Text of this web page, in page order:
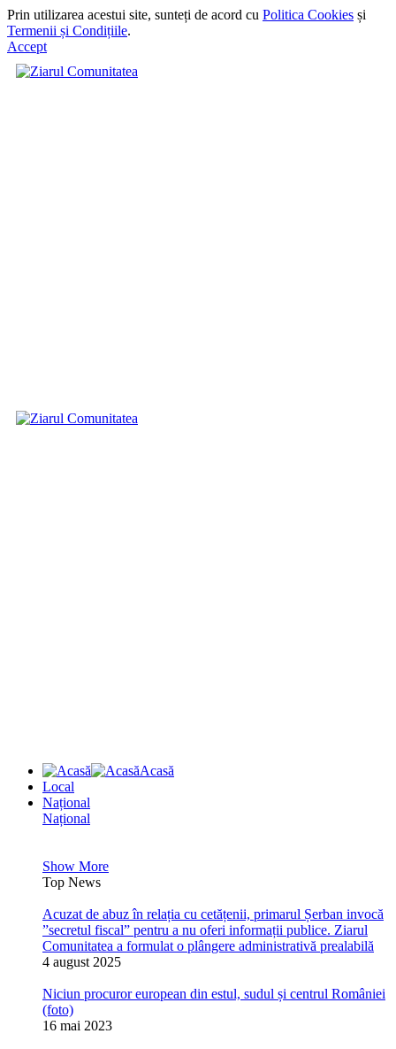
Prin utilizarea acestui site, sunteți de acord cu Politica Cookies și
Termenii și Condițiile.
Accept
Acasă
Local
Național
Național
Show More
Top News
Acuzat de abuz în relația cu cetățenii, primarul Șerban invocă
”secretul fiscal” pentru a nu oferi informații publice. Ziarul
Comunitatea a formulat o plângere administrativă prealabilă
4 august 2025
Niciun procuror european din estul, sudul și centrul României
(foto)
16 mai 2023